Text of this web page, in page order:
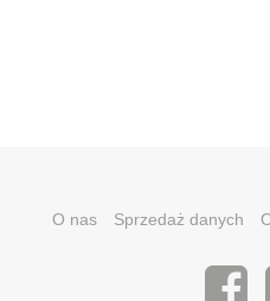
O nas Sprzedaż danych